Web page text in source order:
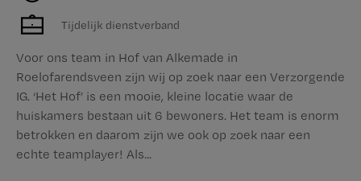
Tijdelijk dienstverband
Voor ons team in Hof van Alkemade in
Roelofarendsveen zijn wij op zoek naar een Verzorgende
IG. ‘Het Hof’ is een mooie, kleine locatie waar de
huiskamers bestaan uit 6 bewoners. Het team is enorm
betrokken en daarom zijn we ook op zoek naar een
echte teamplayer! Als...